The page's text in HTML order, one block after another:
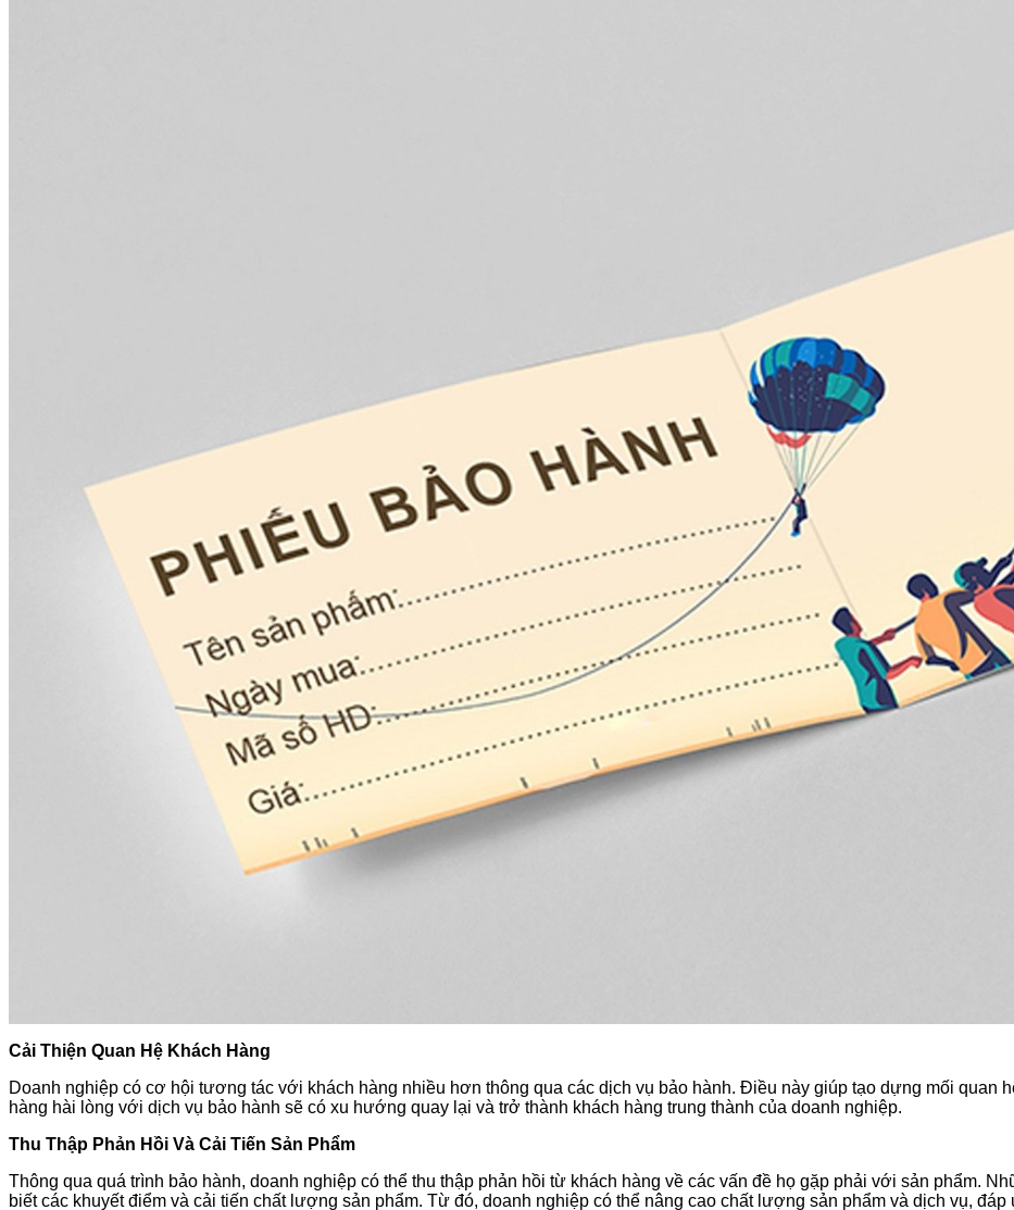
Cải Thiện Quan Hệ Khách Hàng
Doanh nghiệp có cơ hội tương tác với khách hàng nhiều hơn thông qua các dịch vụ bảo hành. Điều này giúp tạo dựng mối quan
hàng hài lòng với dịch vụ bảo hành sẽ có xu hướng quay lại và trở thành khách hàng trung thành của doanh nghiệp.
Thu Thập Phản Hồi Và Cải Tiến Sản Phẩm
Thông qua quá trình bảo hành, doanh nghiệp có thể thu thập phản hồi từ khách hàng về các vấn đề họ gặp phải với sản phẩm.
biết các khuyết điểm và cải tiến chất lượng sản phẩm. Từ đó, doanh nghiệp có thể nâng cao chất lượng sản phẩm và dịch vụ,